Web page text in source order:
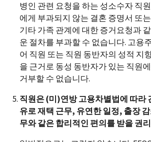
병인 관련 요청을 하는 성소수자 직
에게 부과되지 않는 결혼 증명서 또
기타 가족 관계에 대한 증거요청과
운 절차를 부과할 수 없습니다. 고용
어 직원 또는 직원 동반자의 성적 지
을 근거로 동성 동반자가 있는 직원
거부할 수 없습니다.
직원은 (미)연방 고용차별법에 따라
유로 재택 근무, 유연한 일정, 출장
무와 같은 합리적인 편의를 받을 권